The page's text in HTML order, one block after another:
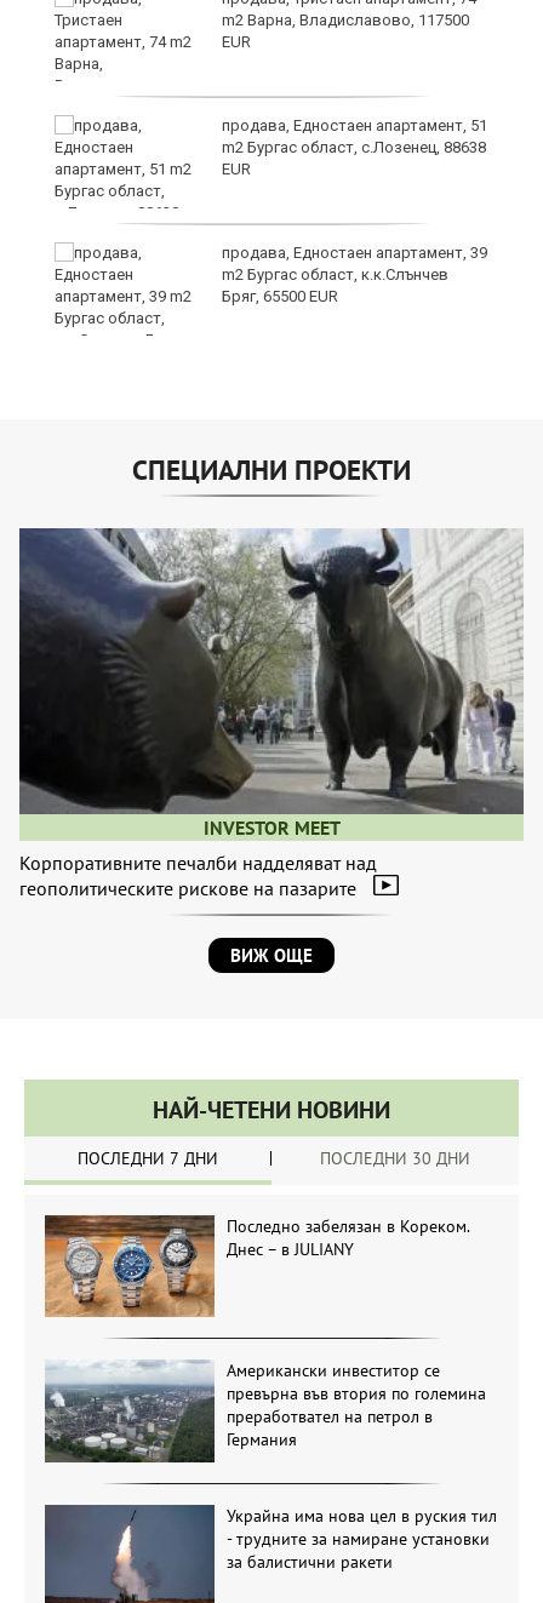
m2 Варна, Владиславово, 117500
EUR
продава, Едностаен апартамент, 51
m2 Бургас област, с.Лозенец, 88638
EUR
продава, Едностаен апартамент, 39
m2 Бургас област, к.к.Слънчев
Бряг, 65500 EUR
СПЕЦИАЛНИ ПРОЕКТИ
INVESTOR MEET
Корпоративните печалби надделяват над
геополитическите рискове на пазарите
ВИЖ ОЩЕ
НАЙ-ЧЕТЕНИ НОВИНИ
ПОСЛЕДНИ 7 ДНИ ПОСЛЕДНИ 30 ДНИ
Последно забелязан в Кореком.
Днес – в JULIANY
Американски инвеститор се
превърна във втория по големина
преработвател на петрол в
Германия
Украйна има нова цел в руския тил
- трудните за намиране установки
за балистични ракети